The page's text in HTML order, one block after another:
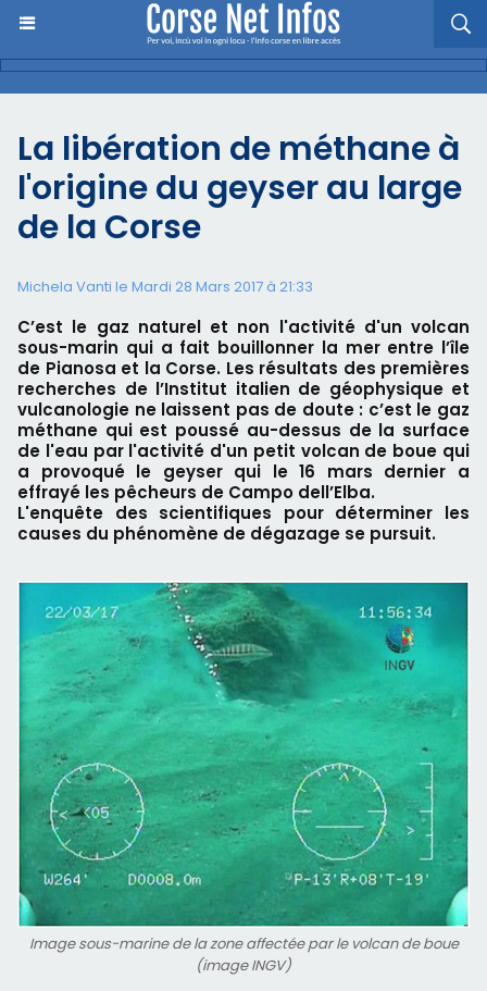
La libération de méthane à
l'origine du geyser au large
de la Corse
Michela Vanti le Mardi 28 Mars 2017 à 21:33
C’est le gaz naturel et non l'activité d'un volcan
sous-marin qui a fait bouillonner la mer entre l’île
de Pianosa et la Corse. Les résultats des premières
recherches de l’Institut italien de géophysique et
vulcanologie ne laissent pas de doute : c’est le gaz
méthane qui est poussé au-dessus de la surface
de l'eau par l'activité d'un petit volcan de boue qui
a provoqué le geyser qui le 16 mars dernier a
effrayé les pêcheurs de Campo dell’Elba.
L'enquête des scientifiques pour déterminer les
causes du phénomène de dégazage se pursuit.
Image sous-marine de la zone affectée par le volcan de boue
(image INGV)